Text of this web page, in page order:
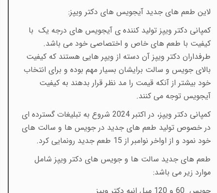
لاین طعم های جدید آیجویس های دکتر ویپز:
کمپانی دکتر ویپز تولید کننده ی آیجویس های درجه یک با
کیفیت با طعم های خاص و اختصاصی خود می باشد.
طرفداران دکتر ویپز آن دسته از ویپر هایی هستند که کیفیت
بالای جویس و سالت برایشان بسیار مهم بوده و برای انتخاب
خود بیشتر از آنکه قیمت را مد نظر قرار بدهند به کیفیت
آیجویس توجه می کنند.
کمپانی دکتر ویپز، در اکتبر 2024 شروع به تبلیغات گسترده ای
در خصوص تولید طعم های جدید در جویس ها و سالت های
خود نمود و از اواخر نوامبر از 15 طعم جدید رونمایی کرد.
طعم های جدید سالت ها و جویس های دکتر ویپز شامل
موارد زیر می باشد: